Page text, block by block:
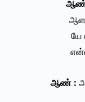
ஆண்
யே
ஆண் :